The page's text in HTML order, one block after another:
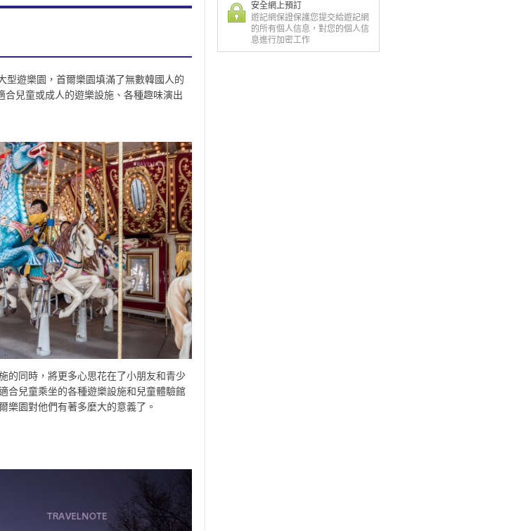
型遊樂園，首爾樂園填滿了無數韓國人的
兒童或成人的遊樂設施、各種趣味演出
同時，將更多心思花在了小朋友和青少
合兒童乘坐的各種遊樂設施和兒童體驗館
樂園對他們有著多麼大的意義了。
安全網上預訂
遊記網保證保護您提交給遊記網
的所有個人信息，對您的個人信
息進行加密工作